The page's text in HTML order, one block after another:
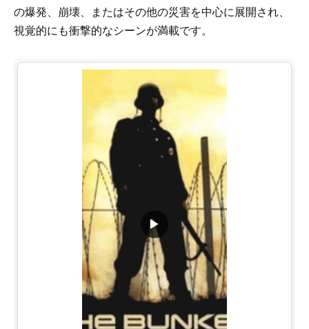
の爆発、崩壊、またはその他の災害を中心に展開され、
視覚的にも衝撃的なシーンが満載です。
▶